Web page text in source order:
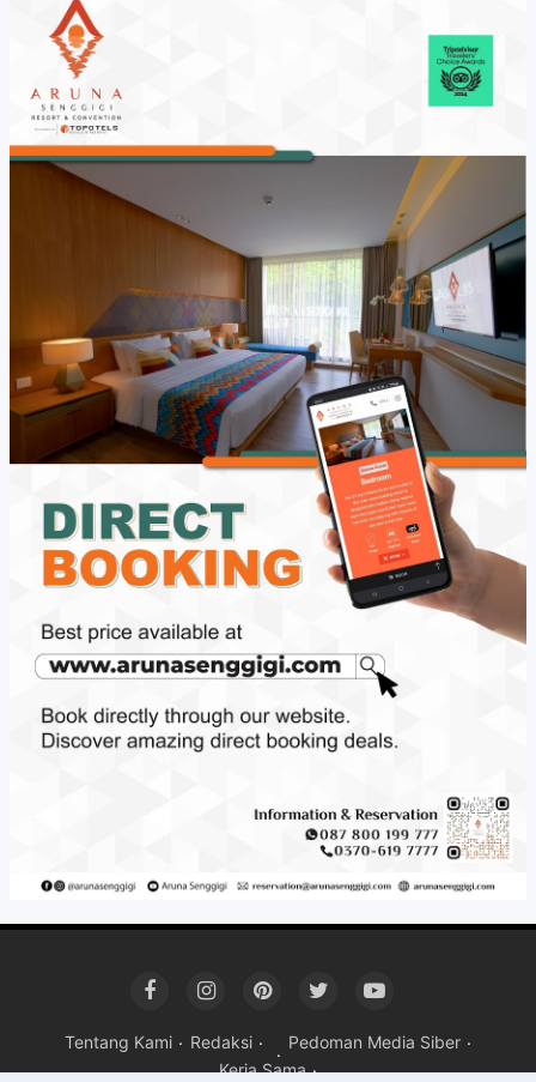
Tentang Kami Redaksi
Pedoman Media Siber
Kerja Sama